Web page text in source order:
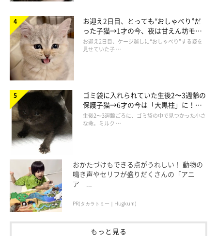
お迎え2日目、とっても“おしゃべり”だ
った子猫→1才の今、夜は甘えん坊モー
ドになるコに成長！
お迎え2日目、ケージ越しに“おしゃべり”する姿を
見せていた子 …
ゴミ袋に入れられていた生後2〜3週齢の
保護子猫→6才の今は「大黒柱」に！
美しい黒猫に成長した姿にグッとくる
生後2〜3週齢ごろに、ゴミ袋の中で見つかった小さ
な命。ミルク …
おかたづけもできる点がうれしい！ 動物の
鳴き声やセリフが盛りだくさんの「アニ
ア ...
PR(タカラトミー｜Hugkum)
もっと見る